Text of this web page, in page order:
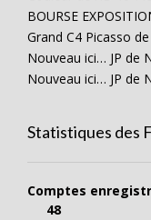
BOURSE
Grand C4 Picasso
Nouveau ici… JP de
Nouveau ici… JP de
Statistiques des
Comptes
48